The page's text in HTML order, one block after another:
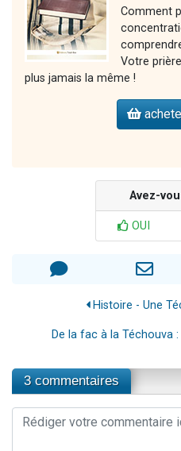
Comment
Votre
plus jamais la même !
Avez-
OUI
Histoire - Une
De la fac à la Téchouva
3 commentaires